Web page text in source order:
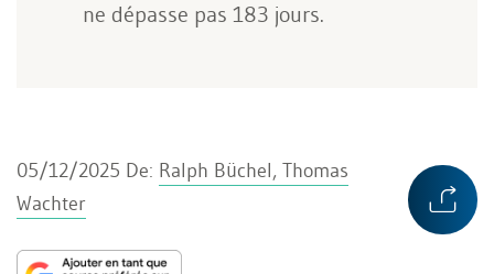
ne dépasse pas 183 jours.
05/12/2025 De: Ralph Büchel, Thomas
Wachter